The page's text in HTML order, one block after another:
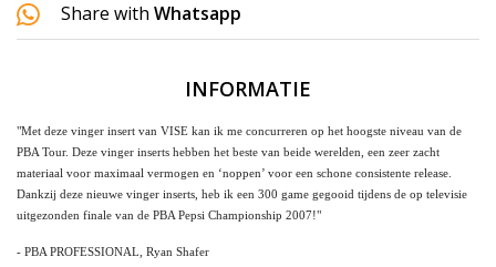
Share with Whatsapp
INFORMATIE
"Met deze vinger insert van VISE kan ik me concurreren op het hoogste niveau van de
PBA Tour. Deze vinger inserts hebben het beste van beide werelden, een zeer zacht
materiaal voor maximaal vermogen en ‘noppen’ voor een schone consistente release.
Dankzij deze nieuwe vinger inserts, heb ik een 300 game gegooid tijdens de op televisie
uitgezonden finale van de PBA Pepsi Championship 2007!"
- PBA PROFESSIONAL, Ryan Shafer